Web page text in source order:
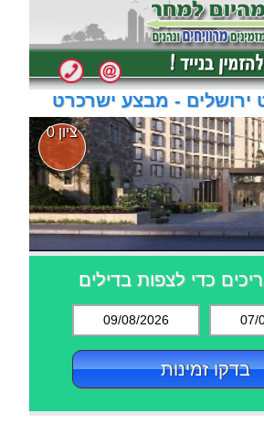
ירושלים - מבצע ישרכרט
ציון 0
כדי לצפות בדילים
09/08/2026 07/
בדקו זמינות